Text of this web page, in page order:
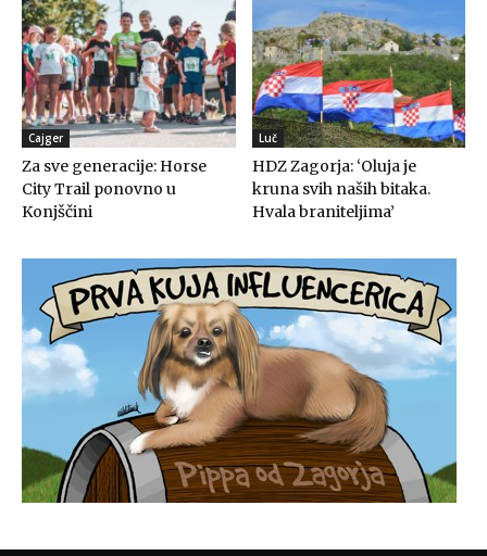
Cajger
Za sve generacije: Horse
City Trail ponovno u
Konjščini
Luč
HDZ Zagorja: ‘Oluja je
kruna svih naših bitaka.
Hvala braniteljima’